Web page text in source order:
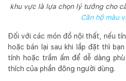
khu vực là lựa chọn lý tưởng cho
Căn hộ màu
Đối với các món đồ nội thất, nếu
hoặc bán lại sau khi lắp đặt thì
tính hoặc trầm ấm để dễ dàng
thích của phần đông người dùng.